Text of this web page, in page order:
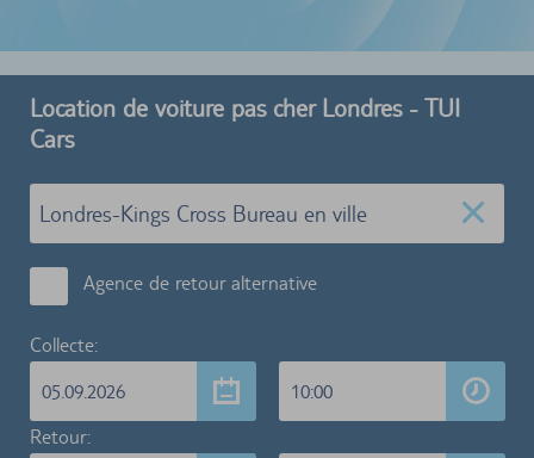
Location de voiture pas cher Londres - TUI
Cars
Agence de retour alternative
Collecte:
05.09.2026
10:00
Retour: